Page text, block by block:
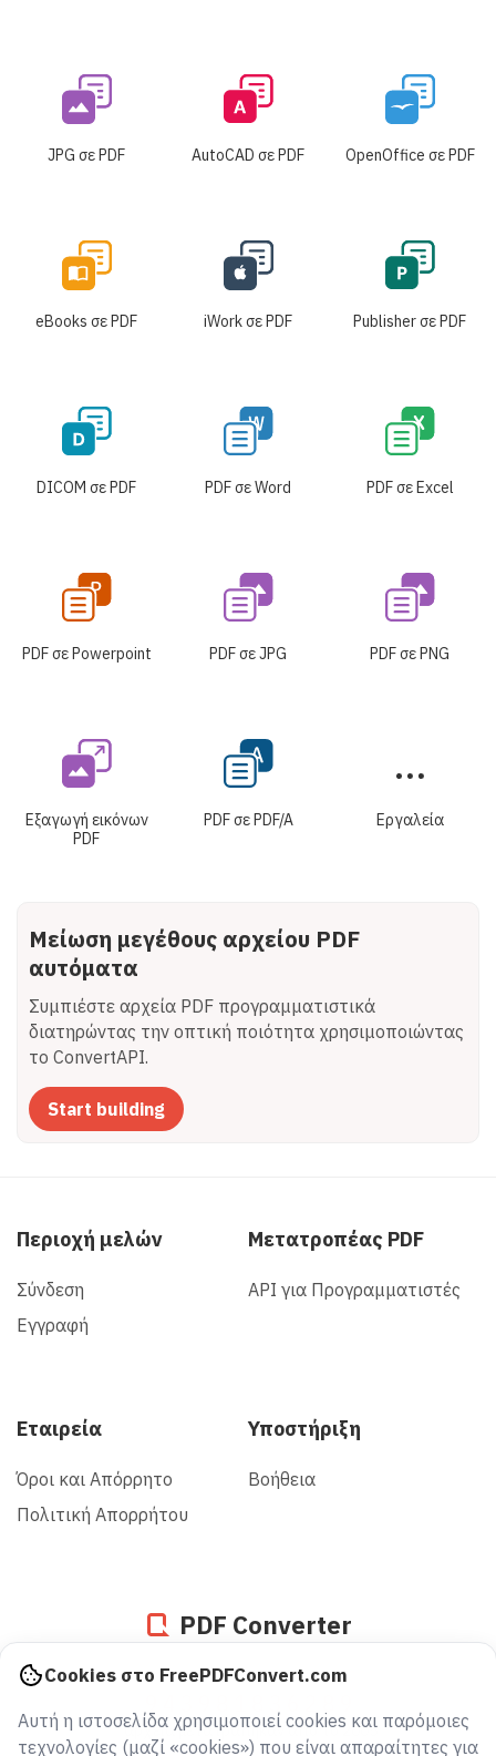
JPG σε PDF AutoCAD σε PDF OpenOffice σε PDF
eBooks σε PDF iWork σε PDF Publisher σε PDF
DICOM σε PDF PDF σε Word PDF σε Excel
PDF σε Powerpoint PDF σε JPG PDF σε PNG
Εξαγωγή εικόνων
PDF
PDF σε PDF/A Εργαλεία
Μείωση μεγέθους αρχείου PDF
αυτόματα
Συμπιέστε αρχεία PDF προγραμματιστικά
διατηρώντας την οπτική ποιότητα χρησιμοποιώντας
το ConvertAPI.
Start building
Περιοχή μελών
Σύνδεση
Εγγραφή
Μετατροπέας PDF
API για Προγραμματιστές
Εταιρεία
Όροι και Απόρρητο
Πολιτική Απορρήτου
Υποστήριξη
Βοήθεια
PDF Converter
αρχεία μετατράπηκαν από το 2005
Cookies στο FreePDFConvert.com
Αυτή η ιστοσελίδα χρησιμοποιεί cookies και παρόμοιες
τεχνολογίες (μαζί «cookies») που είναι απαραίτητες για